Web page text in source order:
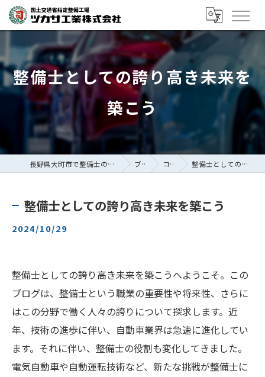
整備士としての誇り高き未来を
築こう
長野県大町市で整備士の求人ならツカサ工業株式会社 ブログ コラム 整備士としての誇り高き未来を築こう
整備士としての誇り高き未来を築こう
2024/10/29
整備士としての誇り高き未来を築こうへようこそ。この
ブログは、整備士という職業の重要性や将来性、さらに
はこの分野で働く人々の誇りについて探求します。近
年、技術の進歩に伴い、自動車業界は急速に進化してい
ます。それに伴い、整備士の役割も変化してきました。
電気自動車や自動運転技術など、新たな挑戦が整備士に